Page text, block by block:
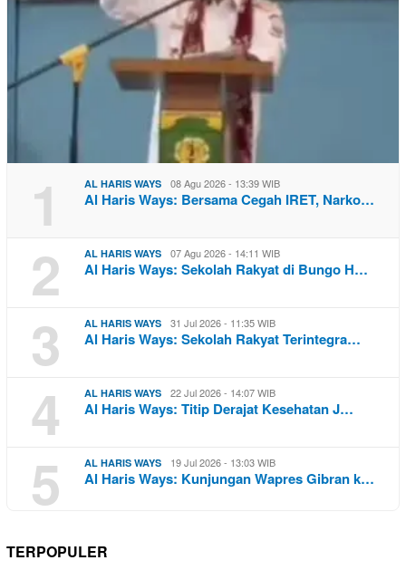
1 AL HARIS WAYS 08 Agu 2026 - 13:39 WIB
Al Haris Ways: Bersama Cegah IRET, Narko…
2 AL HARIS WAYS 07 Agu 2026 - 14:11 WIB
Al Haris Ways: Sekolah Rakyat di Bungo H…
3 AL HARIS WAYS 31 Jul 2026 - 11:35 WIB
Al Haris Ways: Sekolah Rakyat Terintegra…
4 AL HARIS WAYS 22 Jul 2026 - 14:07 WIB
Al Haris Ways: Titip Derajat Kesehatan J…
5 AL HARIS WAYS 19 Jul 2026 - 13:03 WIB
Al Haris Ways: Kunjungan Wapres Gibran k…
TERPOPULER